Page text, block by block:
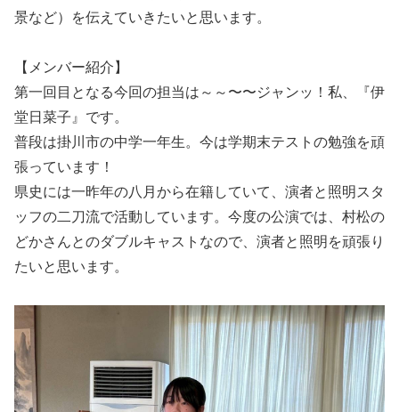
景など）を伝えていきたいと思います。
【メンバー紹介】
第一回目となる今回の担当は～～〜〜ジャンッ！私、『伊
堂日菜子』です。
普段は掛川市の中学一年生。今は学期末テストの勉強を頑
張っています！
県史には一昨年の八月から在籍していて、演者と照明スタ
ッフの二刀流で活動しています。今度の公演では、村松の
どかさんとのダブルキャストなので、演者と照明を頑張り
たいと思います。